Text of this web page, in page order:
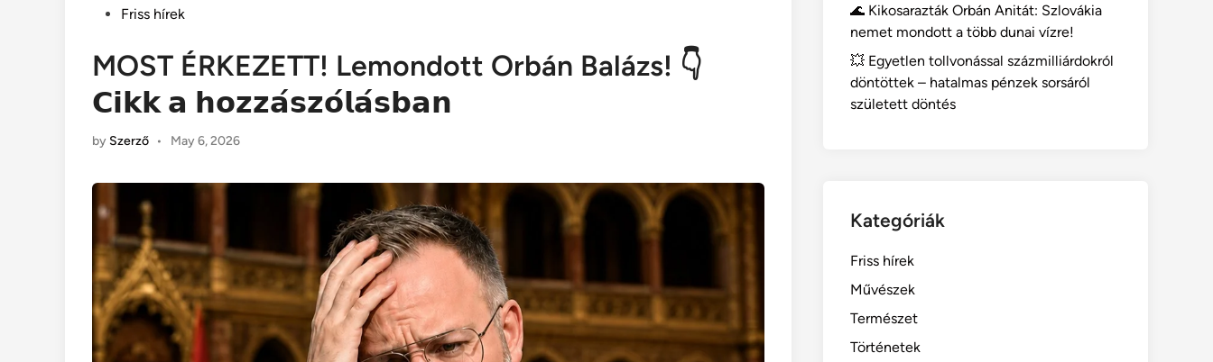
PostedFriss hírek
MOST ÉRKEZETT! Lemondott Orbán Balázs! 👇
𝗖𝗶𝗸𝗸 𝗮 𝗵𝗼𝘇𝘇𝗮́𝘀𝘇𝗼́𝗹𝗮́𝘀𝗯𝗮𝗻
by Szerző • May 6, 2026
🌊 Kikosarazták Orbán Anitát: Szlovákia
nemet mondott a több dunai vízre!
💥 Egyetlen tollvonással százmilliárdokról
döntöttek – hatalmas pénzek sorsáról
született döntés
Kategóriák
Friss hírek
Művészek
Természet
Történetek